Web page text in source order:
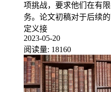
项挑战，要求他们在有
务。论文初稿对于后续
定义接
2023-05-20
阅读量: 18160